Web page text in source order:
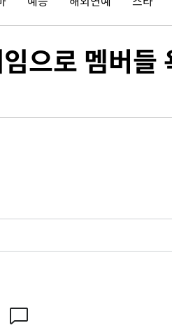
'
수"
으로 멤버들